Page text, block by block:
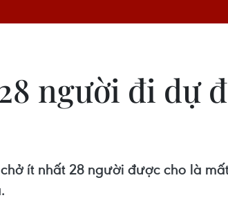
người đi dự
ít nhất 28 người được cho là